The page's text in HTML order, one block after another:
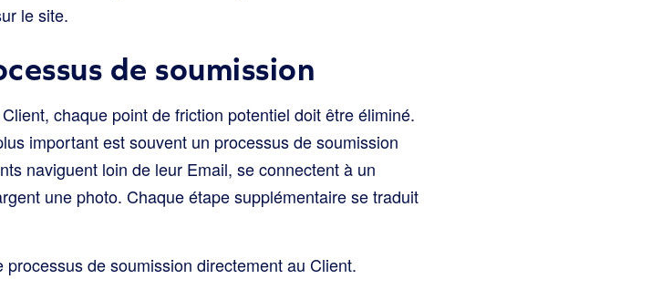
le site.
de soumission
chaque point de friction potentiel doit être éliminé.
important est souvent un processus de soumission
naviguent loin de leur Email, se connectent à un
une photo. Chaque étape supplémentaire se traduit
de soumission directement au Client.